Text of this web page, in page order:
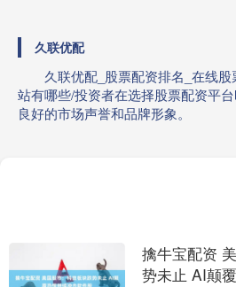
久联优配
久联优配_股票配资排名_在线
站有哪些/投资者在选择股票配资平
良好的市场声誉和品牌形象。
擒牛宝配资
势未止 AI颠